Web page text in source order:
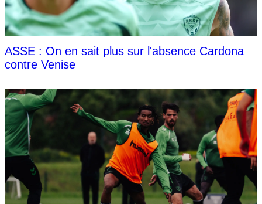
ASSE : On en sait plus sur l'absence Cardona
contre Venise